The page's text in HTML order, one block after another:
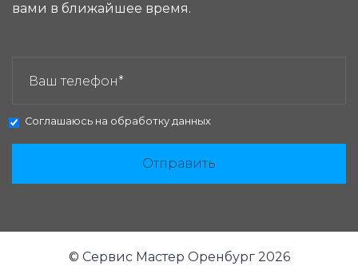
вами в ближайшее время.
Соглашаюсь на обработку данных
Отправить
© Сервис Мастер Оренбург 2026